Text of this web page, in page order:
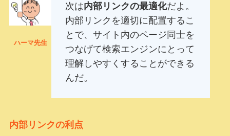
ハーマ先生
次は内部リンクの最適化だよ。
内部リンクを適切に配置するこ
とで、サイト内のページ同士を
つなげて検索エンジンにとって
理解しやすくすることができる
んだ。
内部リンクの利点